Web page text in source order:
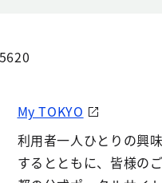
My TOKYO
利用者一人ひとりの興
するとともに、皆様の